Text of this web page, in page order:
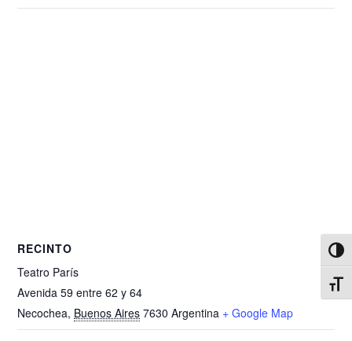
RECINTO
Teatro París
Avenida 59 entre 62 y 64
Necochea, Buenos Aires 7630 Argentina + Google Map